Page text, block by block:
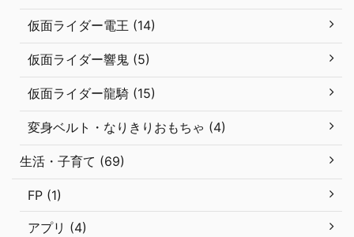
仮面ライダー電王 (14)
仮面ライダー響鬼 (5)
仮面ライダー龍騎 (15)
変身ベルト・なりきりおもちゃ (4)
生活・子育て (69)
FP (1)
アプリ (4)